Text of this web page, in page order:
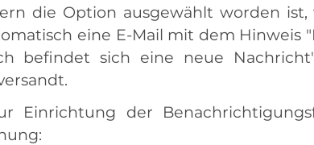
die Option ausgewählt worden
eine E-Mail mit dem Hinweis
befindet sich eine neue
Einrichtung der